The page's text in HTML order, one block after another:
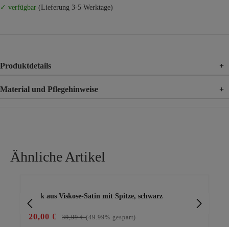
✓ verfügbar (Lieferung 3-5 Werktage)
Produktdetails +
Material und Pflegehinweise +
Ähnliche Artikel
Rock aus Viskose-Satin mit Spitze, schwarz
20,00 € 39,99 €(49.99% gespart)